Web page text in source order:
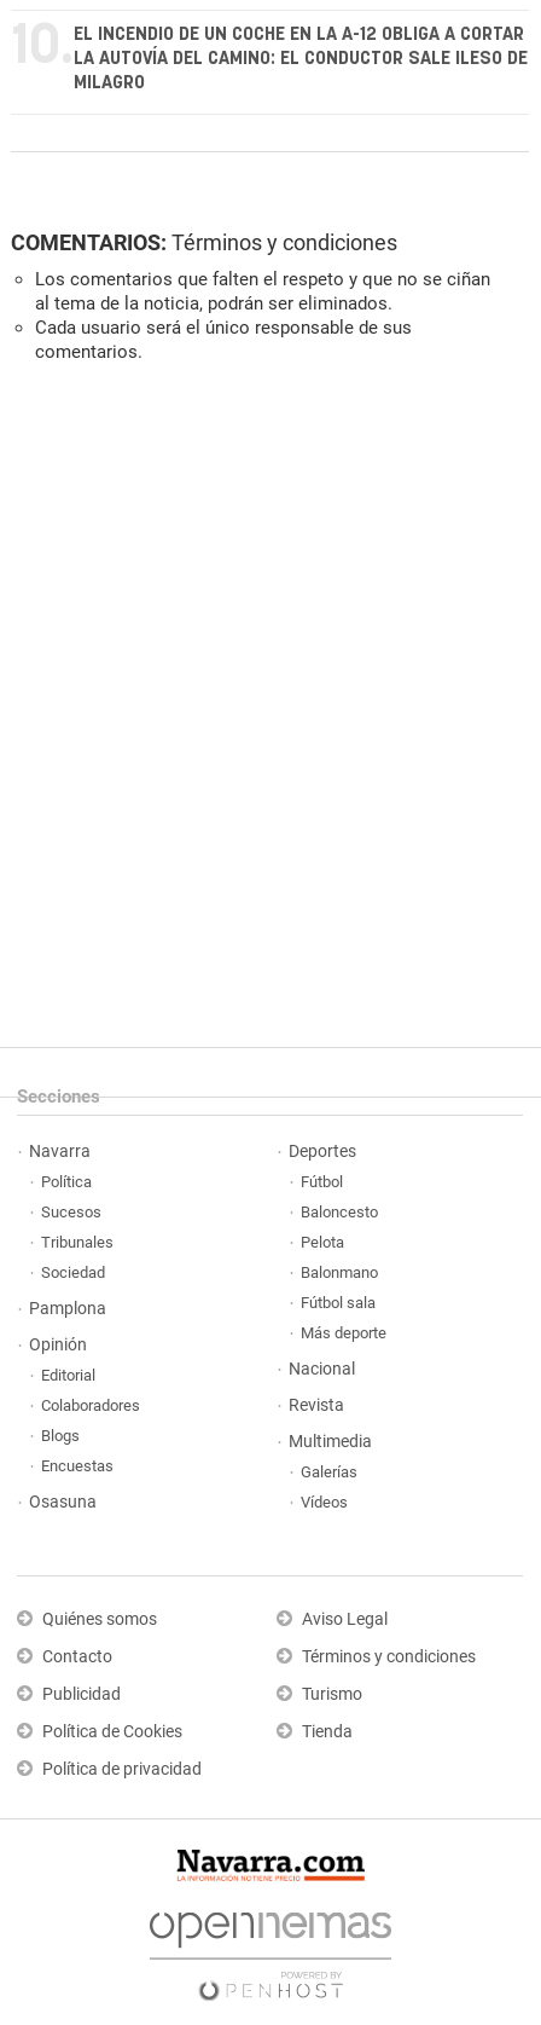
10. EL INCENDIO DE UN COCHE EN LA A-12 OBLIGA A CORTAR
LA AUTOVÍA DEL CAMINO: EL CONDUCTOR SALE ILESO DE
MILAGRO
COMENTARIOS: Términos y condiciones
Los comentarios que falten el respeto y que no se ciñan
al tema de la noticia, podrán ser eliminados.
Cada usuario será el único responsable de sus
comentarios.
Secciones
Navarra
Política
Sucesos
Tribunales
Sociedad
Pamplona
Opinión
Editorial
Colaboradores
Blogs
Encuestas
Osasuna
Deportes
Fútbol
Baloncesto
Pelota
Balonmano
Fútbol sala
Más deporte
Nacional
Revista
Multimedia
Galerías
Vídeos
Quiénes somos
Contacto
Publicidad
Política de Cookies
Política de privacidad
Aviso Legal
Términos y condiciones
Turismo
Tienda